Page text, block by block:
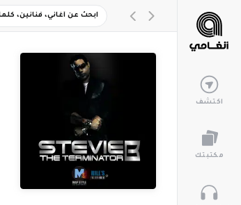
اكتشف
مكتبتك